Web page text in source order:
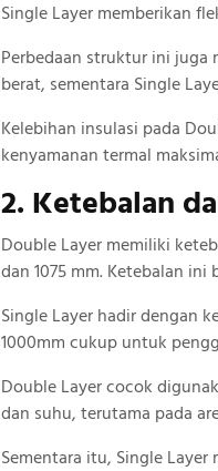
Single Layer memberikan
Perbedaan struktur ini juga
berat, sementara Single
Kelebihan insulasi pada
kenyamanan termal
2. Ketebalan
Double Layer memiliki
dan 1075 mm. Ketebalan
Single Layer hadir dengan
1000mm cukup untuk
Double Layer cocok
dan suhu, terutama pada
Sementara itu, Single